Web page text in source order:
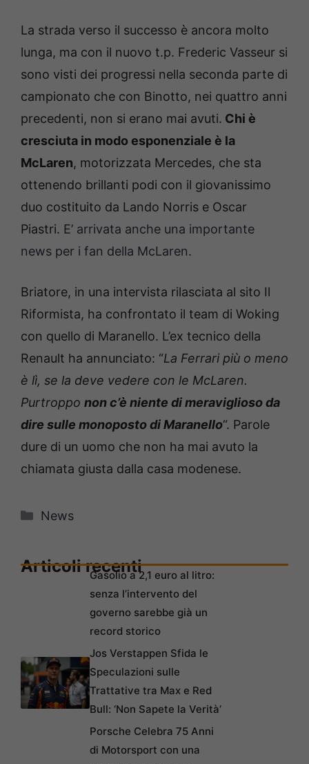
La strada verso il successo è ancora molto
lunga, ma con il nuovo t.p. Frederic Vasseur si
sono visti dei progressi nella seconda parte di
campionato che con Binotto, nei quattro anni
precedenti, non si erano mai avuti. Chi è
cresciuta in modo esponenziale è la
McLaren, motorizzata Mercedes, che sta
ottenendo brillanti podi con il giovanissimo
duo costituito da Lando Norris e Oscar
Piastri. E’ arrivata anche una importante
news per i fan della McLaren.
Briatore, in una intervista rilasciata al sito Il
Riformista, ha confrontato il team di Woking
con quello di Maranello. L’ex tecnico della
Renault ha annunciato: “La Ferrari più o meno
è lì, se la deve vedere con le McLaren.
Purtroppo non c’è niente di meraviglioso da
dire sulle monoposto di Maranello“. Parole
dure di un uomo che non ha mai avuto la
chiamata giusta dalla casa modenese.
Categorie
News
Articoli recentiGasolio a 2,1 euro al litro:
senza l’intervento del
governo sarebbe già un
record storico
Jos Verstappen Sfida le
Speculazioni sulle
Trattative tra Max e Red
Bull: ‘Non Sapete la Verità’
Porsche Celebra 75 Anni
di Motorsport con una